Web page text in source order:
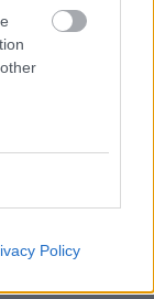
Policy
tas
un